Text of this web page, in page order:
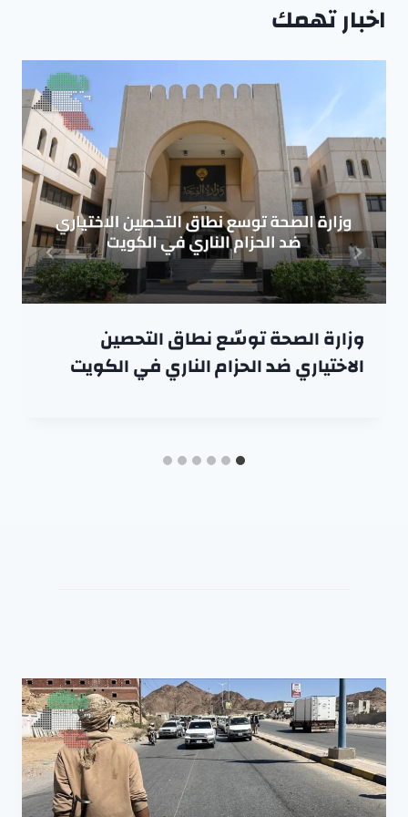
اخبار تهمك
وزارة الصحة توسّع نطاق التحصين
الاختياري ضد الحزام الناري في الكويت